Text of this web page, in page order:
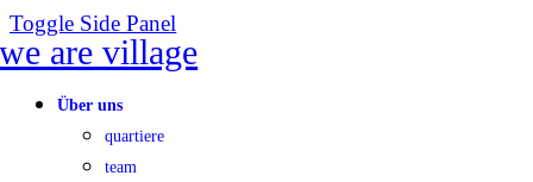
Toggle Side Panel
Über uns
quartiere
team